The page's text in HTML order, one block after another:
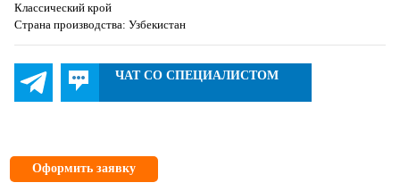
Классический крой
Страна производства: Узбекистан
ЧАТ СО СПЕЦИАЛИСТОМ
Оформить заявку